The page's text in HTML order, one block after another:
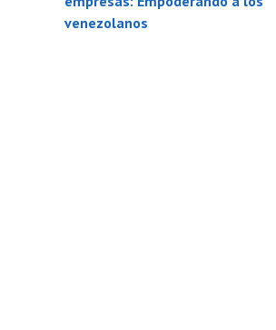
venezolanos